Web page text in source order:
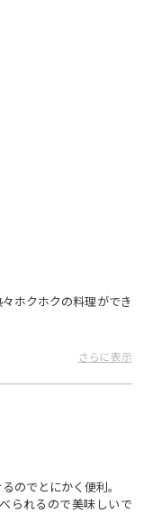
ホクホクの料理ができ
ったと思います。
さらに表示
のでとにかく便利。
られるので美味しいで